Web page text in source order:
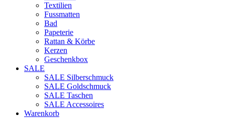
Textilien
Fussmatten
Bad
Papeterie
Rattan & Körbe
Kerzen
Geschenkbox
SALE
SALE Silberschmuck
SALE Goldschmuck
SALE Taschen
SALE Accessoires
Warenkorb